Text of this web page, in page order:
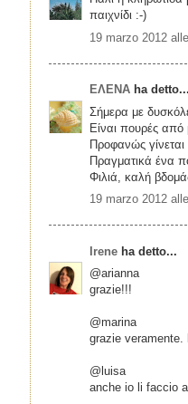
παιχνίδι :-)
19 marzo 2012
ΕΛΕΝΑ ha detto...
Σήμερα με
Είναι πουρές
Προφανώς
Πραγματικά ένα
Φιλιά, καλή
19 marzo 2012
Irene ha detto...
@arianna
grazie!!!
@marina
grazie veramente.
@luisa
anche io li faccio